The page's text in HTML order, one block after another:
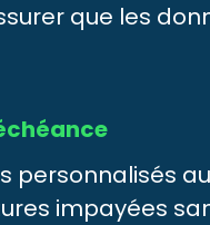
que les
personnalisés
impayées